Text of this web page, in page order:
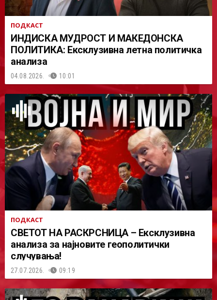
ПОДКАСТ
ИНДИСКА МУДРОСТ И МАКЕДОНСКА
ПОЛИТИКА: Ексклузивна летна политичка
анализа
04.08.2026. 10:01
ПОДКАСТ
СВЕТОТ НА РАСКРСНИЦА – Ексклузивна
анализа за најновите геополитички
случувања!
27.07.2026. 09:19